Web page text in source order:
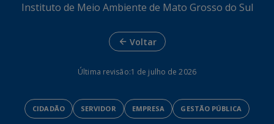
Instituto de Meio Ambiente de Mato Grosso do Sul
Voltar
Última revisão:1 de julho de 2026
CIDADÃO SERVIDOR EMPRESA GESTÃO PÚBLICA